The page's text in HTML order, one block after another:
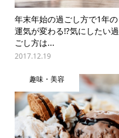
年末年始の過ごし方で1年の
運気が変わる⁉気にしたい過
ごし方は...
2017.12.19
趣味・美容